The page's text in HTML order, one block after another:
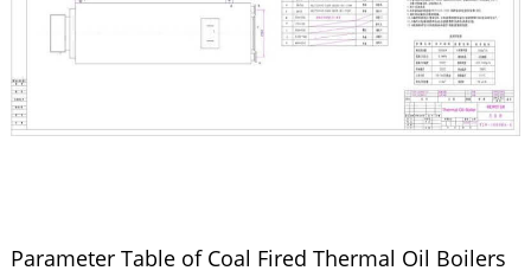
Parameter Table of Coal Fired Thermal Oil Boilers